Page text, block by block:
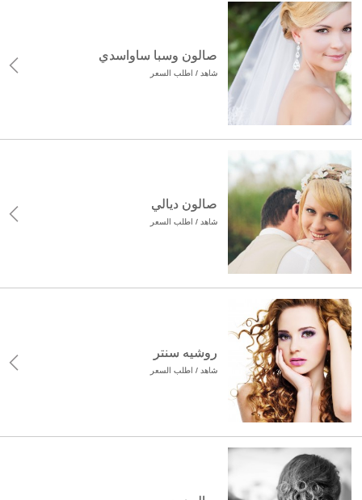
صالون وسبا ساواسدي
شاهد / اطلب السعر
صالون ديالي
شاهد / اطلب السعر
روشيه سنتر
شاهد / اطلب السعر